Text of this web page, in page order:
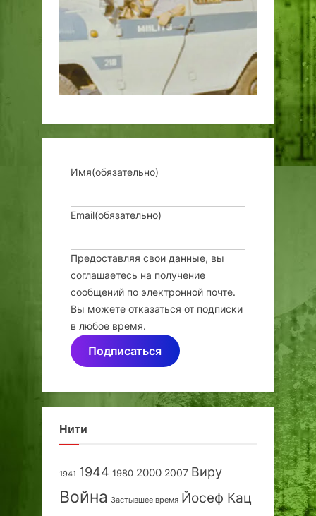
Имя(обязательно)
Email(обязательно)
Предоставляя свои данные, вы
соглашаетесь на получение
сообщений по электронной почте.
Вы можете отказаться от подписки
в любое время.
Подписаться
Нити
1941 1944 1980 2000 2007 Виру
Война Застывшее время Йосеф Кац